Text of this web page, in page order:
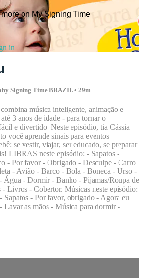
on My Signing Time
in
Signing Time BRAZIL • 29m
música inteligente, animação e
3 anos de idade - para tornar o
e divertido. Neste episódio, tia Cássia
você aprende sinais para eventos
se vestir, viajar, ser educado, se preparar
LIBRAS neste episódio: - Sapatos -
- Por favor - Obrigado - Desculpe - Carro
- Avião - Barco - Bola - Boneca - Urso -
Água - Dormir - Banho - Pijamas/Roupa de
- Livros - Cobertor. Músicas neste episódio:
Sapatos - Por favor, obrigado - Agora eu
Lavar as mãos - Música para dormir -